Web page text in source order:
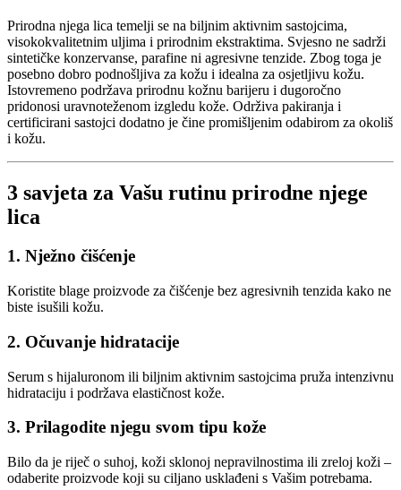
Prirodna njega lica temelji se na biljnim aktivnim sastojcima,
visokokvalitetnim uljima i prirodnim ekstraktima. Svjesno ne sadrži
sintetičke konzervanse, parafine ni agresivne tenzide. Zbog toga je
posebno dobro podnošljiva za kožu i idealna za osjetljivu kožu.
Istovremeno podržava prirodnu kožnu barijeru i dugoročno
pridonosi uravnoteženom izgledu kože. Održiva pakiranja i
certificirani sastojci dodatno je čine promišljenim odabirom za okoliš
i kožu.
3 savjeta za Vašu rutinu prirodne njege
lica
1. Nježno čišćenje
Koristite blage proizvode za čišćenje bez agresivnih tenzida kako ne
biste isušili kožu.
2. Očuvanje hidratacije
Serum s hijaluronom ili biljnim aktivnim sastojcima pruža intenzivnu
hidrataciju i podržava elastičnost kože.
3. Prilagodite njegu svom tipu kože
Bilo da je riječ o suhoj, koži sklonoj nepravilnostima ili zreloj koži –
odaberite proizvode koji su ciljano usklađeni s Vašim potrebama.